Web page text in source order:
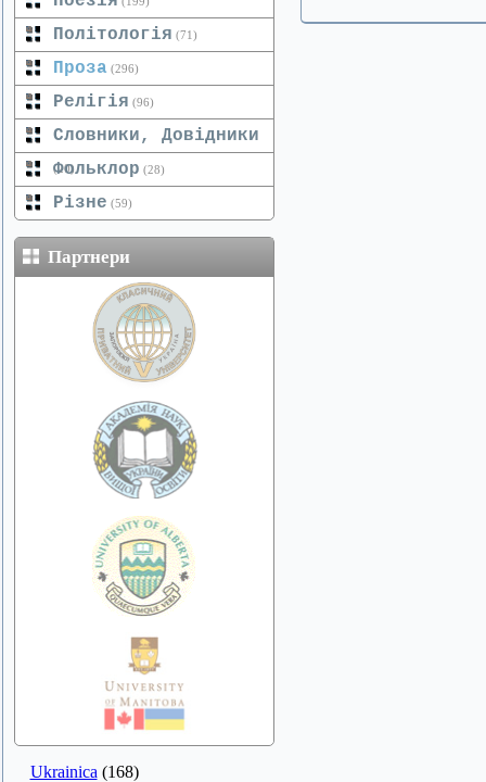
Політологія (71)
Проза (296)
Релігія (96)
Словники, Довідники
(20)
Фольклор (28)
Різне (59)
Партнери
Ukrainica (168)